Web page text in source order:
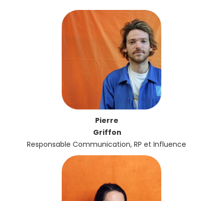
Pierre
Griffon
Responsable Communication, RP et Influence